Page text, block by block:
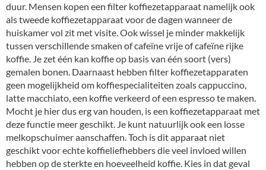
duur. Mensen kopen een filter koffiezetapparaat namelijk ook
als tweede koffiezetapparaat voor de dagen wanneer de
huiskamer vol zit met visite. Ook wissel je minder makkelijk
tussen verschillende smaken of cafeïne vrije of cafeïne rijke
koffie. Je zet één kan koffie op basis van één soort (vers)
gemalen bonen. Daarnaast hebben filter koffiezetapparaten
geen mogelijkheid om koffiespecialiteiten zoals cappuccino,
latte macchiato, een koffie verkeerd of een espresso te maken.
Mocht je hier dus erg van houden, is een koffiezetapparaat met
deze functie meer geschikt. Je kunt natuurlijk ook een losse
melkopschuimer aanschaffen. Toch is dit apparaat niet
geschikt voor echte koffieliefhebbers die veel invloed willen
hebben op de sterkte en hoeveelheid koffie. Kies in dat geval